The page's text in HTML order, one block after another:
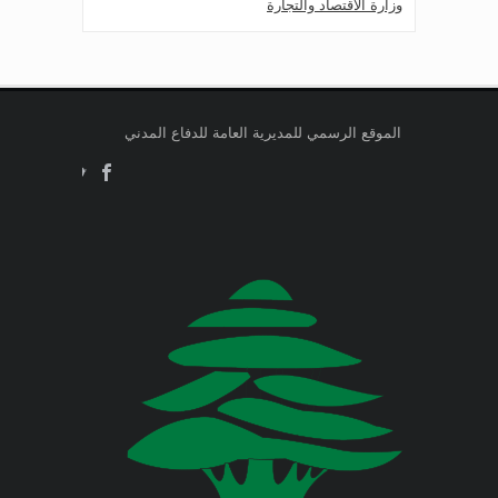
اللبناني البيان الآتي:
Jul 23, 2026
صدر عن دائرة الإعلام والعلاقات العامة
في المديرية العامة للدفاع المدني
اللبناني البيان الآتي:
وزارة الاقتصاد والتجارة
وزارة الطاقة والمياه
وزارة الخارجية والمغتربين
وزارة الصناعة
وزارة العدل
الموقع الرسمي للمديرية العامة للدفاع المدني